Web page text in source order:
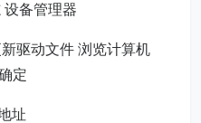
备管理器
驱动文件 浏览计算机
定
址